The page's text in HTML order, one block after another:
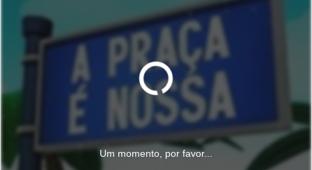
Um momento, por favor...